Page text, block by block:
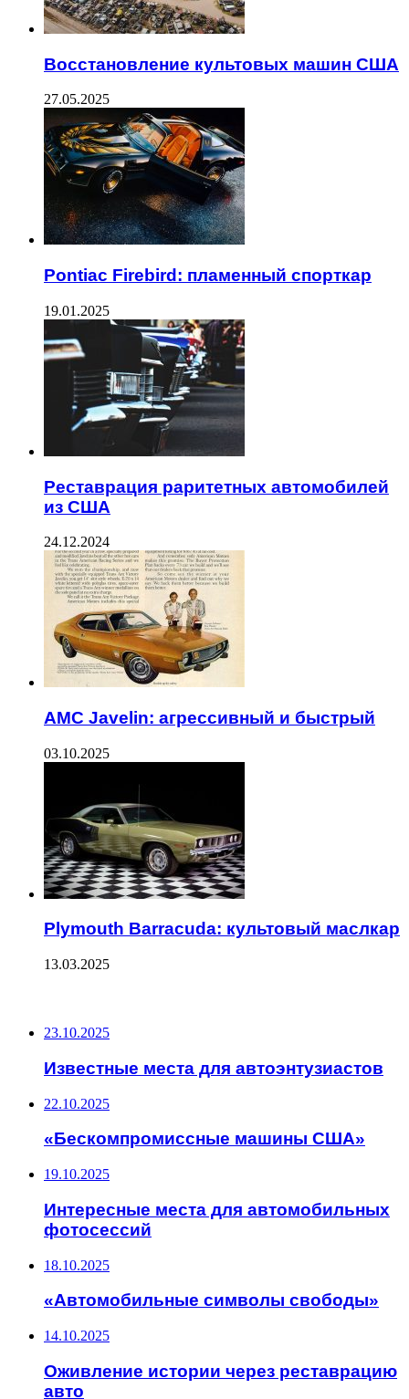
Восстановление культовых машин США
27.05.2025
Pontiac Firebird: пламенный спорткар
19.01.2025
Реставрация раритетных автомобилей
из США
24.12.2024
AMC Javelin: агрессивный и быстрый
03.10.2025
Plymouth Barracuda: культовый маслкар
13.03.2025
23.10.2025
Известные места для автоэнтузиастов
22.10.2025
«Бескомпромиссные машины США»
19.10.2025
Интересные места для автомобильных
фотосессий
18.10.2025
«Автомобильные символы свободы»
14.10.2025
Оживление истории через реставрацию
авто